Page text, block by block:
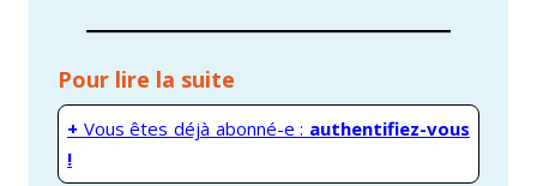
Pour lire la suite
+ Vous êtes déjà abonné-e : authentifiez-vous
!